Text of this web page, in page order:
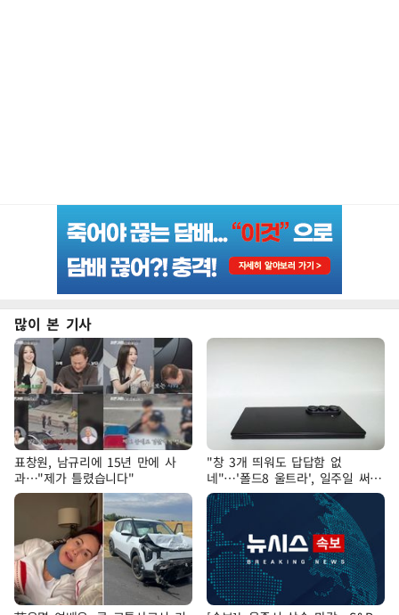
많이 본 기사
표창원, 남규리에 15년 만에 사
과…"제가 틀렸습니다"
"창 3개 띄워도 답답함 없
네"…'폴드8 울트라', 일주일 써보
니